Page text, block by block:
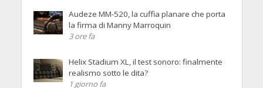
Audeze MM-520, la cuffia planare che porta
la firma di Manny Marroquin
3 ore fa
Helix Stadium XL, il test sonoro: finalmente
realismo sotto le dita?
1 giorno fa